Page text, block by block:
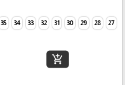
27
28
29
30
31
32
33
34
35
add_shopping_cart